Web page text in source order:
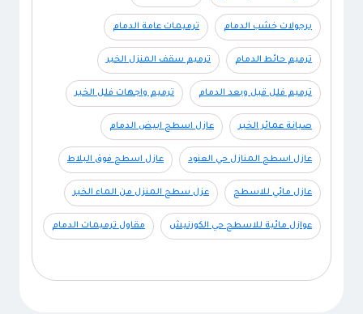
برجولات خشب الدمام ترميمات عامة الدمام
ترميم حائط الدمام ترميم سقف المنزل الخبر
ترميم فلل قبل وبعد الدمام ترميم واجهات فلل الخبر
صيانة عمائر الخبر عازل اسطح ابيض الدمام
عازل اسطح المنازل حي العنود عازل اسطح فوق البلاط
عازل مائي للاسطح عزل سطح المنزل من الماء الخبر
عوازل مائية للاسطح حي الكورنيش مقاول ترميمات الدمام